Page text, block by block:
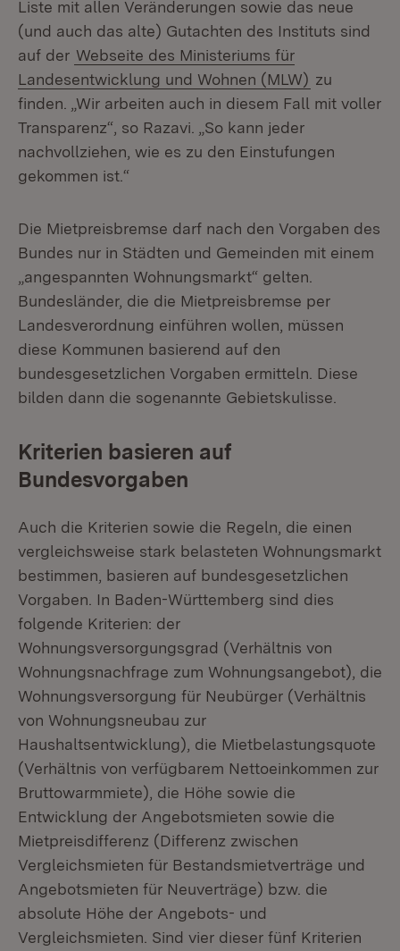
Liste mit allen Veränderungen sowie das neue
(und auch das alte) Gutachten des Instituts sind
auf der Webseite des Ministeriums für
Landesentwicklung und Wohnen (MLW) zu
finden. „Wir arbeiten auch in diesem Fall mit voller
Transparenz“, so Razavi. „So kann jeder
nachvollziehen, wie es zu den Einstufungen
gekommen ist.“
Die Mietpreisbremse darf nach den Vorgaben des
Bundes nur in Städten und Gemeinden mit einem
„angespannten Wohnungsmarkt“ gelten.
Bundesländer, die die Mietpreisbremse per
Landesverordnung einführen wollen, müssen
diese Kommunen basierend auf den
bundesgesetzlichen Vorgaben ermitteln. Diese
bilden dann die sogenannte Gebietskulisse.
Kriterien basieren auf
Bundesvorgaben
Auch die Kriterien sowie die Regeln, die einen
vergleichsweise stark belasteten Wohnungsmarkt
bestimmen, basieren auf bundesgesetzlichen
Vorgaben. In Baden-Württemberg sind dies
folgende Kriterien: der
Wohnungsversorgungsgrad (Verhältnis von
Wohnungsnachfrage zum Wohnungsangebot), die
Wohnungsversorgung für Neubürger (Verhältnis
von Wohnungsneubau zur
Haushaltsentwicklung), die Mietbelastungsquote
(Verhältnis von verfügbarem Nettoeinkommen zur
Bruttowarmmiete), die Höhe sowie die
Entwicklung der Angebotsmieten sowie die
Mietpreisdifferenz (Differenz zwischen
Vergleichsmieten für Bestandsmietverträge und
Angebotsmieten für Neuverträge) bzw. die
absolute Höhe der Angebots- und
Vergleichsmieten. Sind vier dieser fünf Kriterien